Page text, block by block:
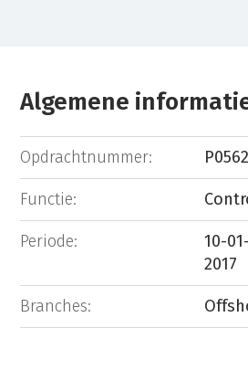
Algemene
Opdrachtnummer:
Functie:
Periode:
10-
2017
Branches: